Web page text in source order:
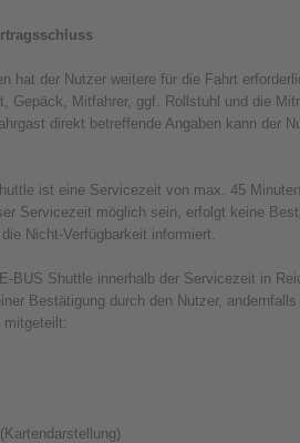
der Nutzer weitere für die Fahrt
Gepäck, Mitfahrer, ggf. Rollstuhl und die
direkt betreffende Angaben kann der
ist eine Servicezeit von max. 45
Servicezeit möglich sein, erfolgt keine
Nicht-Verfügbarkeit informiert.
Shuttle innerhalb der Servicezeit in
Bestätigung durch den Nutzer,
mitgeteilt: